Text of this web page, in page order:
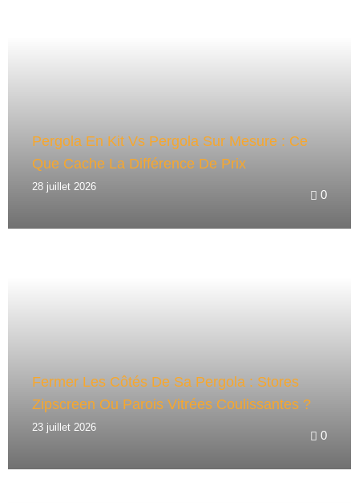
Pergola En Kit Vs Pergola Sur Mesure : Ce
Que Cache La Différence De Prix
28 juillet 2026
0
Fermer Les Côtés De Sa Pergola : Stores
Zipscreen Ou Parois Vitrées Coulissantes ?
23 juillet 2026
0